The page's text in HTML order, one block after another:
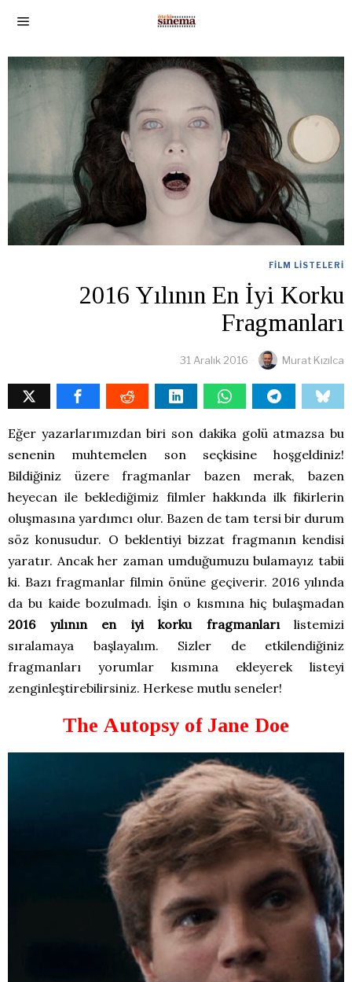
FILM LISTELERI
2016 Yılının En İyi Korku
Fragmanları
31 Aralık 2016 Murat Kızılca
Eğer yazarlarımızdan biri son dakika golü atmazsa bu
senenin muhtemelen son seçkisine hoşgeldiniz!
Bildiğiniz üzere fragmanlar bazen merak, bazen
heyecan ile beklediğimiz filmler hakkında ilk fikirlerin
oluşmasına yardımcı olur. Bazen de tam tersi bir durum
söz konusudur. O beklentiyi bizzat fragmanın kendisi
yaratır. Ancak her zaman umduğumuzu bulamayız tabii
ki. Bazı fragmanlar filmin önüne geçiverir. 2016 yılında
da bu kaide bozulmadı. İşin o kısmına hiç bulaşmadan
2016 yılının en iyi korku fragmanlarılistemizi
sıralamaya başlayalım. Sizler de etkilendiğiniz
fragmanları yorumlar kısmına ekleyerek listeyi
zenginleştirebilirsiniz. Herkese mutlu seneler!
The Autopsy of Jane Doe